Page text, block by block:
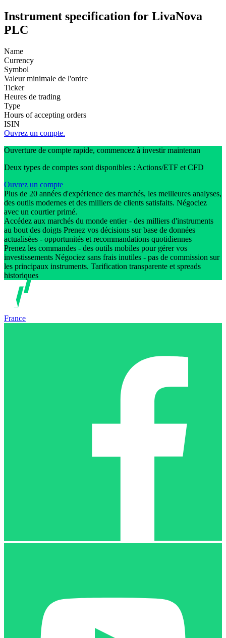
Instrument specification for LivaNova
PLC
Name
Currency
Symbol
Valeur minimale de l'ordre
Ticker
Heures de trading
Type
Hours of accepting orders
ISIN
Ouvrez un compte.
Ouverture de compte rapide, commencez à investir maintenan
Deux types de comptes sont disponibles : Actions/ETF et CFD
Ouvrez un compte
Plus de 20 années d'expérience des marchés, les meilleures analyses,
des outils modernes et des milliers de clients satisfaits. Négociez
avec un courtier primé.
Accédez aux marchés du monde entier - des milliers d'instruments
au bout des doigts Prenez vos décisions sur base de données
actualisées - opportunités et recommandations quotidiennes
Prenez les commandes - des outils mobiles pour gérer vos
investissements Négociez sans frais inutiles - pas de commission sur
les principaux instruments. Tarification transparente et spreads
historiques
France